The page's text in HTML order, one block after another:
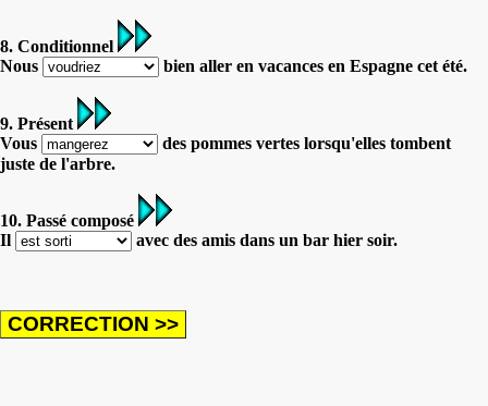
8. Conditionnel
Nous
bien aller en vacances en Espagne cet été.
9. Présent
Vous
des pommes vertes lorsqu'elles tombent
juste de l'arbre.
10. Passé composé
Il
avec des amis dans un bar hier soir.